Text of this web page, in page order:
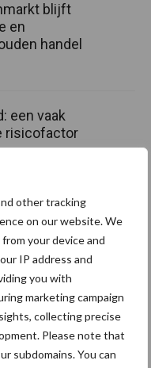
other tracking
on our website. We
your device and
IP address and
you with
marketing campaign
collecting precise
Please note that
subdomains. You can
blijft
en
handel
een vaak
risicofactor
volume en
groeien in